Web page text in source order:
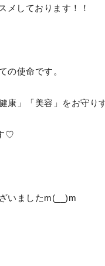
メしております！！
の使命です。
康」「美容」をお守り
♡
いましたm(__)m